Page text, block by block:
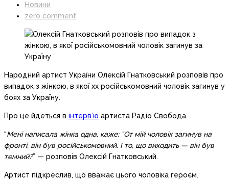
Новини
zero comment
Народний артист України Олексій Гнатковський розповів про
випадок з жінкою, в якої хх російськомовний чоловік загинув у
боях за Україну.
Про це йдеться в інтерв’ю артиста Радіо Свобода.
“Мені написала жінка одна, каже: “От мій чоловік загинув на
фронті, він був російськомовний. І то, що виходить — він був
темний?” — розповів Олексій Гнатковський.
Артист підкреслив, що вважає цього чоловіка героєм.